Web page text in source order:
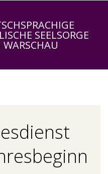
SEELSORGE
WARSCHAU